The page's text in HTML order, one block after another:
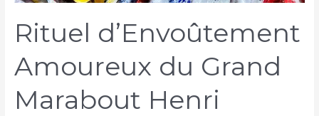
Rituel d’Envoûtement
Amoureux du Grand
Marabout Henri